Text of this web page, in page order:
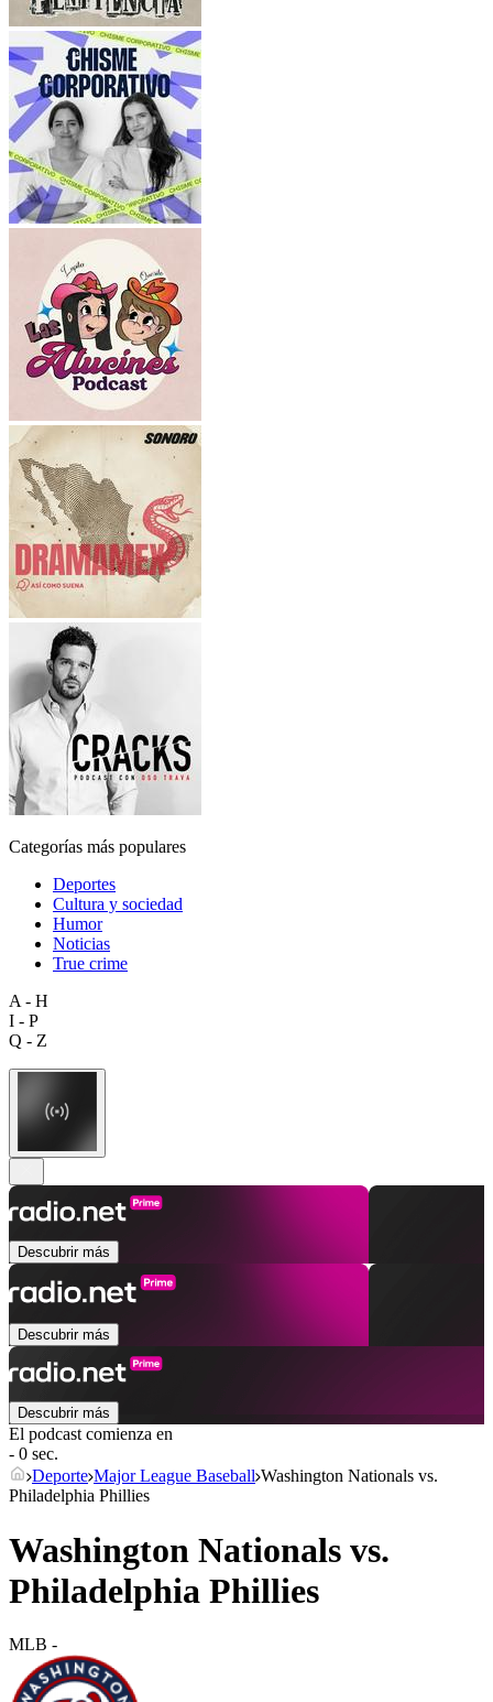
Categorías más populares
Deportes
Cultura y sociedad
Humor
Noticias
True crime
A - H
I - P
Q - Z
Descubrir más
Descubrir más
Descubrir más
El podcast comienza en
- 0 sec.
Deporte Major League Baseball Washington Nationals vs.
Philadelphia Phillies
Washington Nationals vs.
Philadelphia Phillies
MLB -